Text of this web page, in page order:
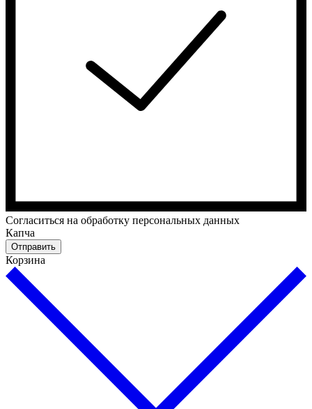
Cогласиться на обработку персональных данных
Капча
Отправить
Корзина